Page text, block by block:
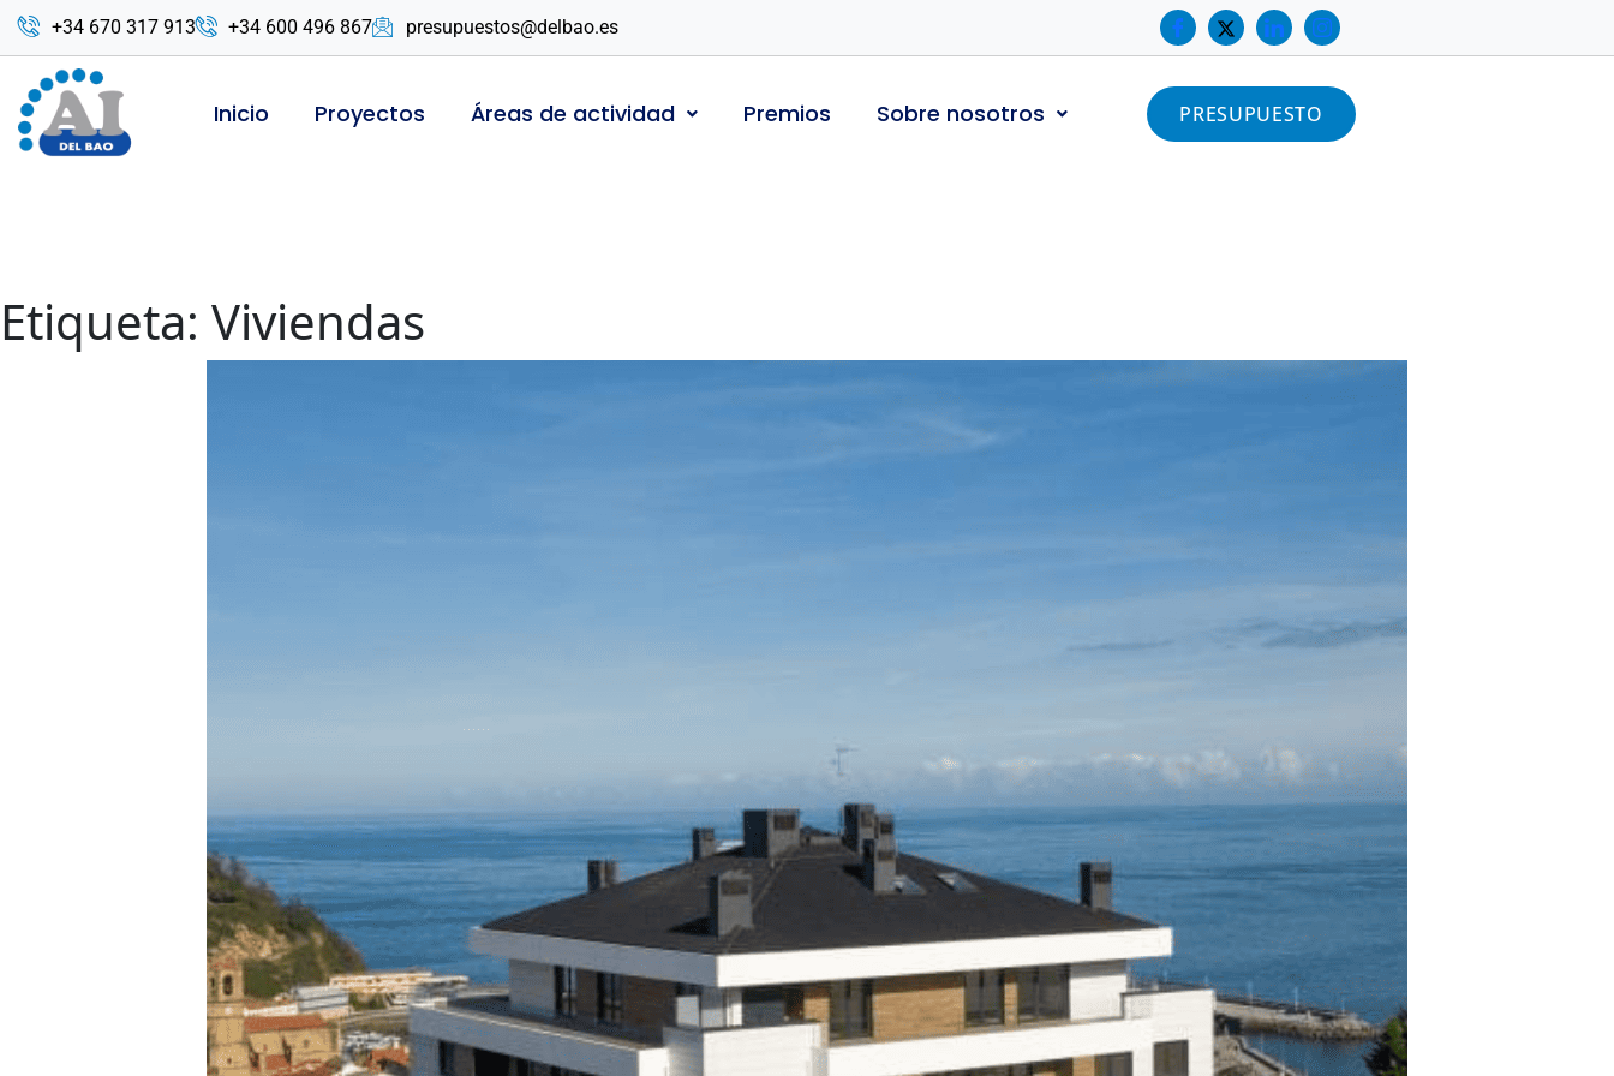
+34 670 317 913 +34 600 496 867 presupuestos@delbao.es
Inicio Proyectos Áreas de actividad Premios Sobre nosotros PRESUPUESTO
Etiqueta: Viviendas